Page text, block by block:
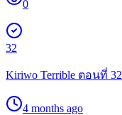
0
32
Kiriwo Terrible ตอนที่ 32
4 months ago